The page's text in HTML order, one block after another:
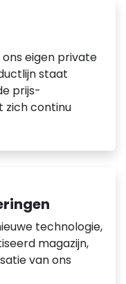
eigen private
staat
prijs-
zich continu
technologie,
magazijn,
van ons